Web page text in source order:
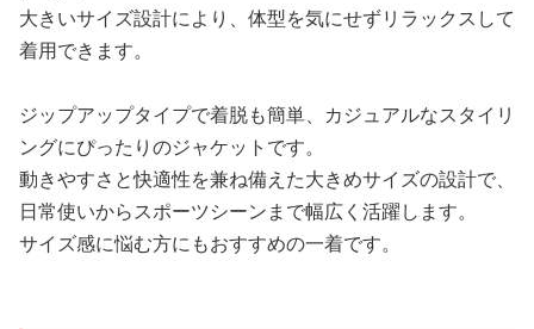
大きいサイズ設計により、体型を気にせずリラックスして
着用できます。
ジップアップタイプで着脱も簡単、カジュアルなスタイリ
ングにぴったりのジャケットです。
動きやすさと快適性を兼ね備えた大きめサイズの設計で、
日常使いからスポーツシーンまで幅広く活躍します。
サイズ感に悩む方にもおすすめの一着です。